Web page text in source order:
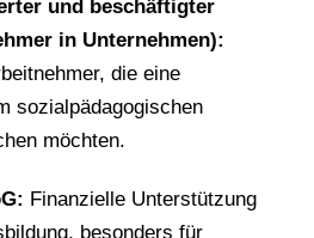
und beschäftigter
in Unternehmen):
die eine
sozialpädagogischen
möchten.
Finanzielle Unterstützung
besonders für